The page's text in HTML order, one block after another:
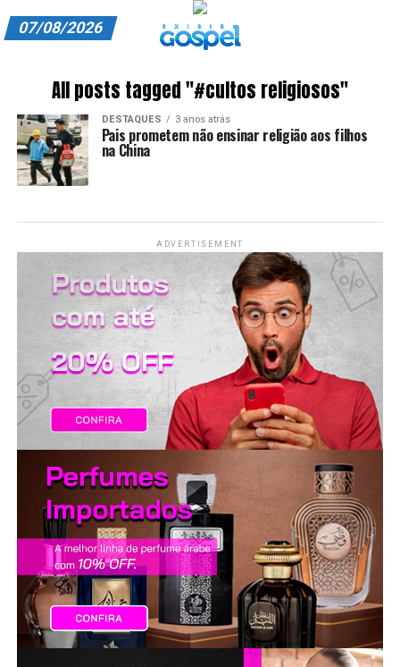
ASSINE
CARRINHO
EDITORIAL
EXPEDIENTE
FINALIZAR COMPRA
HOME
LANÇAMENTOS
07/08/2026
All posts tagged "#cultos religiosos"
DESTAQUES 3 anos atrás
Pais prometem não ensinar religião aos filhos
na China
ADVERTISEMENT